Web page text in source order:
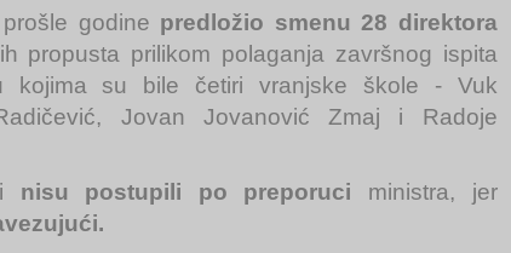
godine predložio smenu 28 direktora
propusta prilikom polaganja završnog ispita
kojima su bile četiri vranjske škole - Vuk
Jovan Jovanović Zmaj i Radoje
nisu postupili po preporuci ministra, jer